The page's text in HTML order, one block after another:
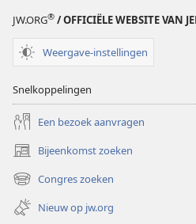
JW.ORG® / OFFICIËLE WEBSITE VAN
Weergave-instellingen
Snelkoppelingen
Een bezoek aanvragen
Bijeenkomst zoeken
(opent
nieuw
venster)
Congres zoeken
(opent
nieuw
venster)
Nieuw op jw.org